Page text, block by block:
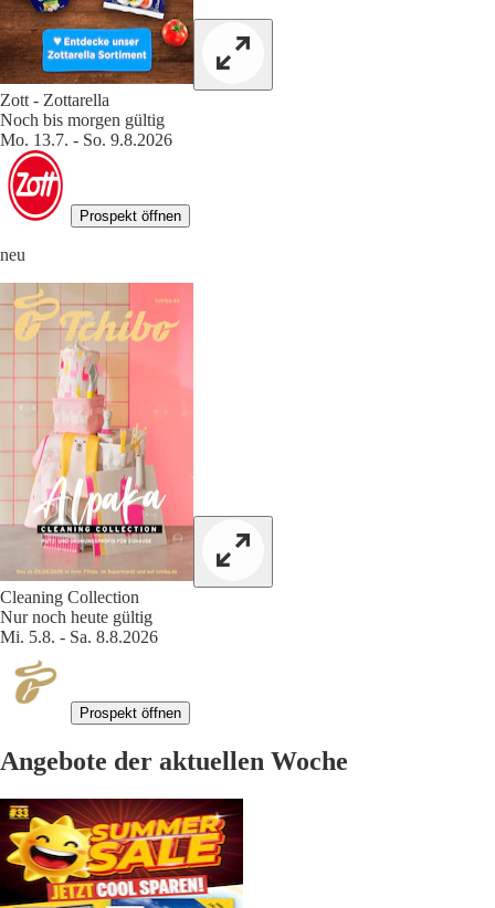
Zott - Zottarella
Noch bis morgen gültig
Mo. 13.7. - So. 9.8.2026
Prospekt öffnen
neu
Cleaning Collection
Nur noch heute gültig
Mi. 5.8. - Sa. 8.8.2026
Prospekt öffnen
Angebote der aktuellen Woche